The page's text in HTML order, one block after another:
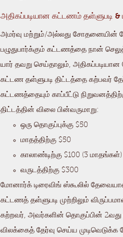
அதிகப்படியான கட்டணம் தள்ளுபடி
அமர்வு மற்றும்/அல்லது சோதனையின்
பழுதுபார்க்கும் கட்டணத்தை நான்
யார் தவறு செய்தாலும்,
கட்டண தள்ளுபடி திட்டத்தை கற்பவர்
கட்டணத்தையும் காப்பீட்டு
திட்டத்தின் விலை பின்வருமாறு:
ஒரு தொகுப்புக்கு $50​
மாதத்திற்கு $50
காலாண்டிற்கு $100 (3 மாதங்கள்)
வருடத்திற்கு $300
மோனார்க் டிரைவிங் ஸ்கூலில்
கட்டணத் தள்ளுபடி முற்றிலும்
கற்றவர், அவர்களின் தொகுப்பின் 2வது
விலக்கைத் தேர்வு செய்ய முடிவெடுக்க